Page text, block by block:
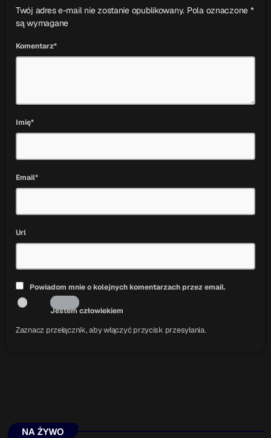
Twój adres e-mail nie zostanie opublikowany. Pola oznaczone *
są wymagane
Komentarz*
Imię*
Email*
Url
Powiadom mnie o kolejnych komentarzach przez email.
Jestem człowiekiem
Zaznacz przełącznik, aby włączyć przycisk przesyłania.
NA ŻYWO